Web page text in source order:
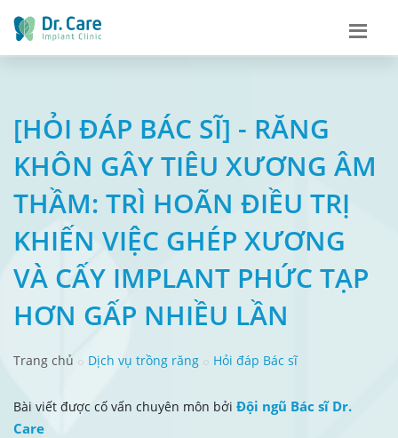
[HỎI ĐÁP BÁC SĨ] - RĂNG
KHÔN GÂY TIÊU XƯƠNG ÂM
THẦM: TRÌ HOÃN ĐIỀU TRỊ
KHIẾN VIỆC GHÉP XƯƠNG
VÀ CẤY IMPLANT PHỨC TẠP
HƠN GẤP NHIỀU LẦN
Trang chủ Dịch vụ trồng răng Hỏi đáp Bác sĩ
Bài viết được cố vấn chuyên môn bởi Đội ngũ Bác sĩ Dr.
Care